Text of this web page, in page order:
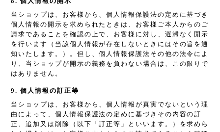
当ショップは、お客様から、個人情報保護法の定めに基づき
個人情報の開示を求められたときは、お客様ご本人からのご
請求であることを確認の上で、お客様に対し、遅滞なく開示
を行います（当該個人情報が存在しないときにはその旨を通
知いたします。）。但し、個人情報保護法その他の法令によ
り、当ショップが開示の義務を負わない場合は、この限りで
はありません。
9. 個人情報の訂正等
当ショップは、お客様から、個人情報が真実でないという理
由によって、個人情報保護法の定めに基づきその内容の訂
正、追加又は削除（以下「訂正等」といいます。）を求めら